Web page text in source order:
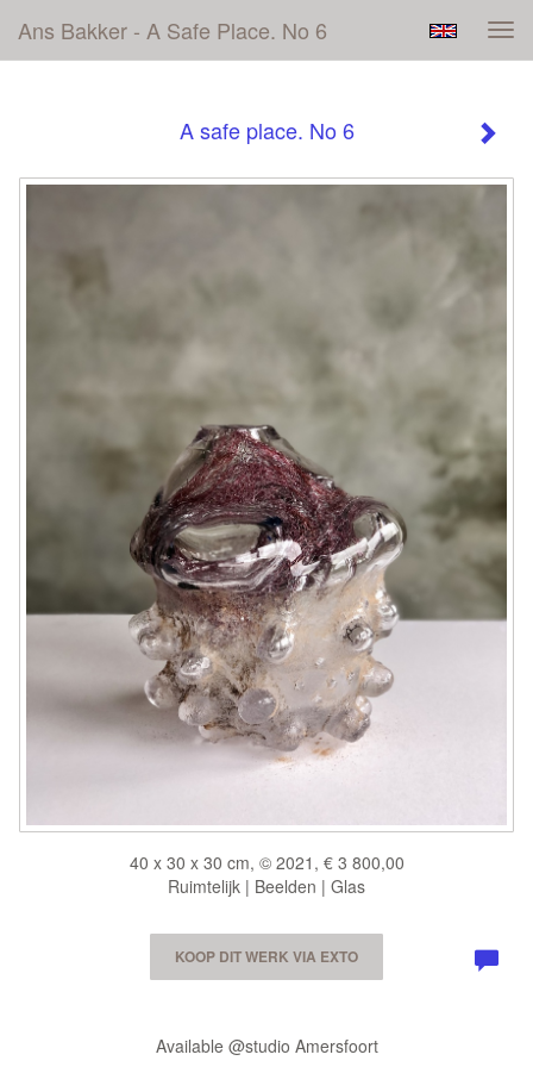
Ans Bakker - A Safe Place. No 6
A safe place. No 6
40 x 30 x 30 cm, © 2021, € 3 800,00
Ruimtelijk | Beelden | Glas
KOOP DIT WERK VIA EXTO
Available @studio Amersfoort